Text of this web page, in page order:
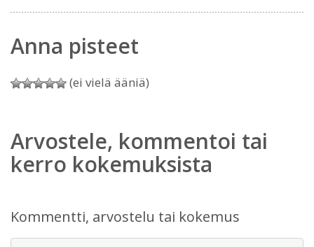
Anna pisteet
(ei vielä ääniä)
Arvostele, kommentoi tai
kerro kokemuksista
Kommentti, arvostelu tai kokemus